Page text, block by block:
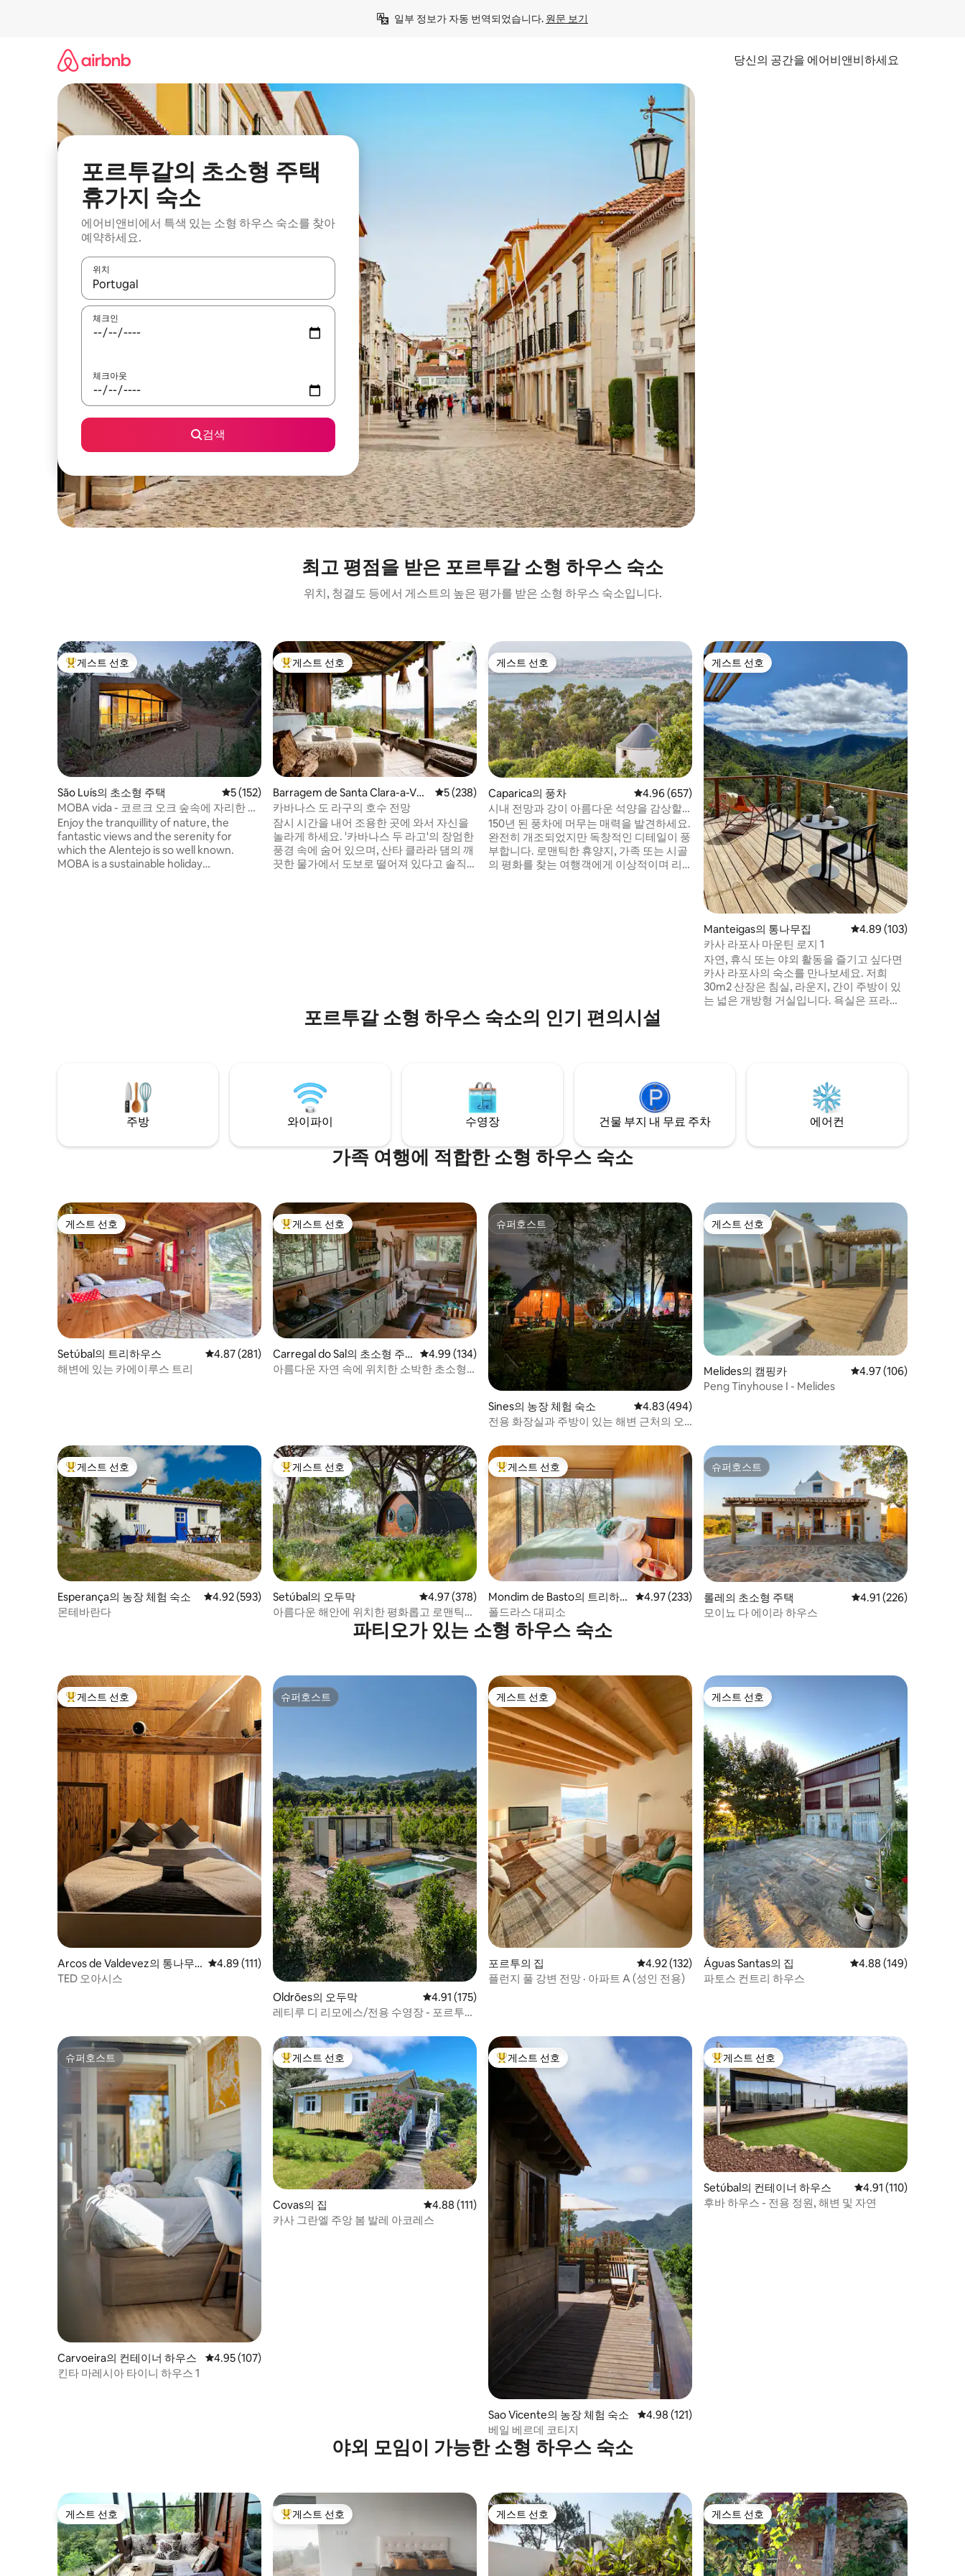
일부 정보가 자동 번역되었습니다. 원문 보기
당신의 공간을 에어비앤비하세요
포르투갈의 초소형 주택
휴가지 숙소
에어비앤비에서 특색 있는 소형 하우스 숙소를 찾아
예약하세요.
위치
결과가 나오면 위·아래 화살표 키를 사용하거나 터치 또는 스와이프 동작으로 탐색하세요.
체크인
체크아웃
검색
최고 평점을 받은 포르투갈 소형 하우스 숙소
위치, 청결도 등에서 게스트의 높은 평가를 받은 소형 하우스 숙소입니다.
상위 게스트 선호
게스트 선호
São Luís의 초소형 주택 평점 5점(5점 만점), 후기 152개
5 (152)
MOBA vida - 코르크 오크 숲속에 자리한 초
소형 친환경 주택
Enjoy the tranquillity of nature, the
fantastic views and the serenity for
which the Alentejo is so well known.
MOBA is a sustainable holiday
상위 게스트 선호
게스트 선호
Barragem de Santa Clara-a-Vel
ha의 게스트 스위트
평점 5점(5점 만점), 후기 238개
5 (238)
카바나스 도 라구의 호수 전망
잠시 시간을 내어 조용한 곳에 와서 자신을
놀라게 하세요. '카바나스 두 라고'의 장엄한
풍경 속에 숨어 있으며, 산타 클라라 댐의 깨
끗한 물가에서 도보로 떨어져 있다고 솔직
게스트 선호
게스트 선호
Caparica의 풍차 평점 4.96점(5점 만점), 후기 657개
4.96 (657)
시내 전망과 강이 아름다운 석양을 감상할
수 있는 1850년대 풍차
150년 된 풍차에 머무는 매력을 발견하세요.
완전히 개조되었지만 독창적인 디테일이 풍
부합니다. 로맨틱한 휴양지, 가족 또는 시골
의 평화를 찾는 여행객에게 이상적이며 리
게스트 선호
게스트 선호
Manteigas의 통나무집 평점 4.89점(5점 만점),
4.89 (103)
카사 라포사 마운틴 로지 1
자연, 휴식 또는 야외 활동을 즐기고 싶다면
카사 라포사의 숙소를 만나보세요. 저희
30m2 산장은 침실, 라운지, 간이 주방이 있
는 넓은 개방형 거실입니다. 욕실은 프라이
있습니다. 여러분을 맞이하기를 고대합니
포르투갈 소형 하우스 숙소의 인기 편의시설
주방 와이파이 수영장 건물 부지 내 무료 주차 에어컨
가족 여행에 적합한 소형 하우스 숙소
게스트 선호
게스트 선호
Setúbal의 트리하우스 평점 4.87점(5점 만점), 후기 281개
4.87 (281)
해변에 있는 카에이루스 트리
상위 게스트 선호
게스트 선호
Carregal do Sal의 초소형 주
택
평점 4.99점(5점 만점), 후기 134개
4.99 (134)
아름다운 자연 속에 위치한 소박한 초소형
슈퍼호스트
슈퍼호스트
Sines의 농장 체험 숙소 평점 4.83점(5점 만점), 후기 494개
4.83 (494)
전용 화장실과 주방이 있는 해변 근처의 오
게스트 선호
게스트 선호
Melides의 캠핑카 평점 4.97점(5점 만점),
4.97 (106)
Peng Tinyhouse I - Melides
상위 게스트 선호
게스트 선호
Esperança의 농장 체험 숙소 평점 4.92점(5점 만점), 후기 593개
4.92 (593)
몬테바란다
상위 게스트 선호
게스트 선호
Setúbal의 오두막 평점 4.97점(5점 만점), 후기 378개
4.97 (378)
아름다운 해안에 위치한 평화롭고 로맨틱한
상위 게스트 선호
게스트 선호
Mondim de Basto의 트리하
우스
평점 4.97점(5점 만점), 후기 233개
4.97 (233)
폴드라스 대피소
슈퍼호스트
슈퍼호스트
롤레의 초소형 주택 평점 4.91점(5점 만점),
4.91 (226)
모이뇨 다 에이라 하우스
파티오가 있는 소형 하우스 숙소
상위 게스트 선호
게스트 선호
Arcos de Valdevez의 통나무
집
평점 4.89점(5점 만점), 후기 111개
4.89 (111)
TED 오아시스
슈퍼호스트
슈퍼호스트
Oldrões의 오두막 평점 4.91점(5점 만점), 후기 175개
4.91 (175)
레티루 디 리모에스/전용 수영장 - 포르투
게스트 선호
게스트 선호
포르투의 집 평점 4.92점(5점 만점), 후기 132개
4.92 (132)
플런지 풀 강변 전망 · 아파트 A (성인 전용)
게스트 선호
게스트 선호
Águas Santas의 집 평점 4.88점(5점 만점),
4.88 (149)
파토스 컨트리 하우스
슈퍼호스트
슈퍼호스트
Carvoeira의 컨테이너 하우스 평점 4.95점(5점 만점), 후기 107개
4.95 (107)
킨타 마레시아 타이니 하우스 1
상위 게스트 선호
게스트 선호
Covas의 집 평점 4.88점(5점 만점), 후기 111개
4.88 (111)
카사 그란엘 주앙 봄 발레 아코레스
상위 게스트 선호
게스트 선호
Sao Vicente의 농장 체험 숙소 평점 4.98점(5점 만점), 후기 121개
4.98 (121)
베일 베르데 코티지
상위 게스트 선호
게스트 선호
Setúbal의 컨테이너 하우스 평점 4.91점(5점 만점),
4.91 (110)
후바 하우스 - 전용 정원, 해변 및 자연
야외 모임이 가능한 소형 하우스 숙소
게스트 선호
게스트 선호 상위 게스트 선호
게스트 선호 게스트 선호
게스트 선호 게스트 선호
게스트 선호